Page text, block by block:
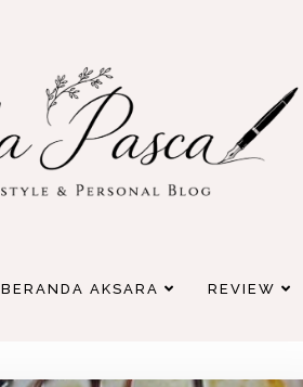
BERANDA AKSARA REVIEW